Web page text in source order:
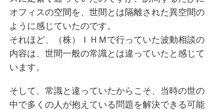
オフィスの空間を、世間とは隔離された異空間の
ように感じていたのです。
それほど、（株）ＩＨＭで行っていた波動相談の
内容は、世間一般の常識とは違っていたと感じて
います。
そして、常識と違っていたからこそ、当時の世の
中で多くの人が抱えている問題を解決できる可能